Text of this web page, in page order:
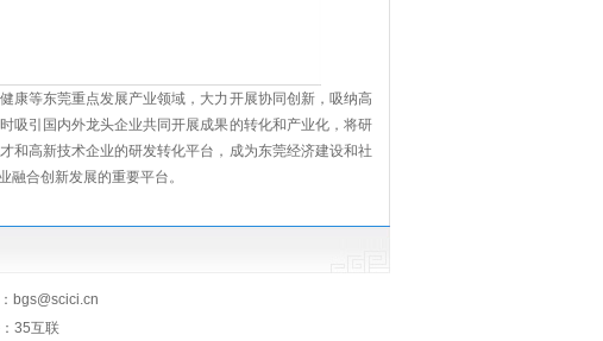
康等东莞重点发展产业领域，大力开展协同创新，吸纳高
吸引国内外龙头企业共同开展成果的转化和产业化，将研
和高新技术企业的研发转化平台，成为东莞经济建设和社
合创新发展的重要平台。
bgs@scici.cn
35互联